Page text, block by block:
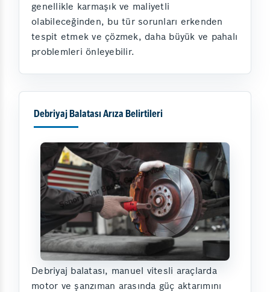
genellikle karmaşık ve maliyetli
olabileceğinden, bu tür sorunları erkenden
tespit etmek ve çözmek, daha büyük ve pahalı
problemleri önleyebilir.
Debriyaj Balatası Arıza Belirtileri
Debriyaj balatası, manuel vitesli araçlarda
motor ve şanzıman arasında güç aktarımını